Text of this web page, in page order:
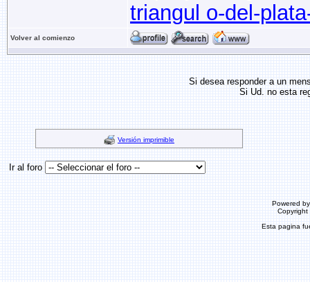
triangul o-del-
Volver al comienzo
Si desea responder a un
Si Ud. no esta
Versión imprimible
Ir al foro
Powered
Esta pagina